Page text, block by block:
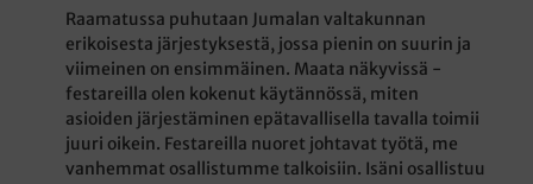
Raamatussa puhutaan Jumalan valtakunnan
erikoisesta järjestyksestä, jossa pienin on suurin ja
viimeinen on ensimmäinen. Maata näkyvissä -
festareilla olen kokenut käytännössä, miten
asioiden järjestäminen epätavallisella tavalla toimii
juuri oikein. Festareilla nuoret johtavat työtä, me
vanhemmat osallistumme talkoisiin. Isäni osallistuu